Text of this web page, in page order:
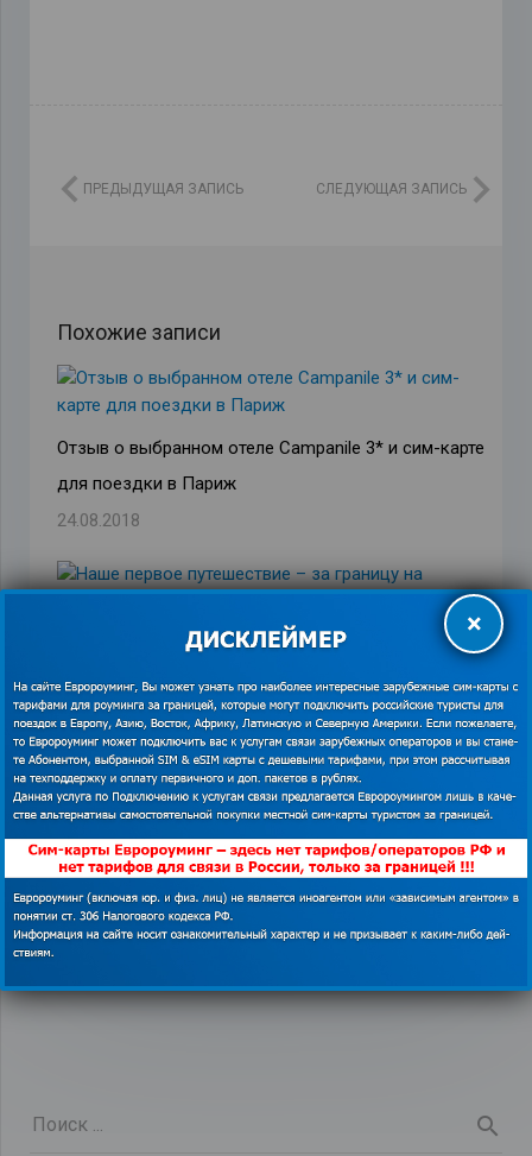
ПРЕДЫДУЩАЯ ЗАПИСЬ СЛЕДУЮЩАЯ ЗАПИСЬ
Похожие записи
Отзыв о выбранном отеле Campanile 3* и сим-карте
для поездки в Париж
24.08.2018
Наше первое путешествие – за границу на автобусе
и чем понравился тариф Mundo?
25.07.2018
Таиландские каникулы и второй раз по миру с
GlobalSim
10.09.2018
×